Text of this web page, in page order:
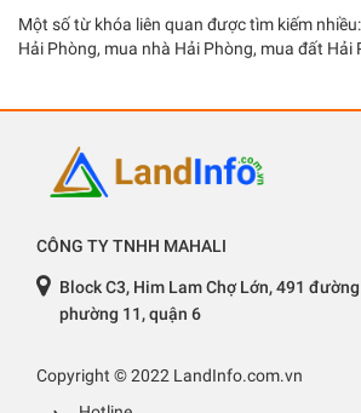
Một số từ khóa liên quan được tìm kiếm
Hải Phòng, mua nhà Hải Phòng, mua đất Hải
CÔNG TY TNHH MAHALI
Block C3, Him Lam Chợ Lớn, 491
phường 11, quận 6
Copyright © 2022 LandInfo.com.vn